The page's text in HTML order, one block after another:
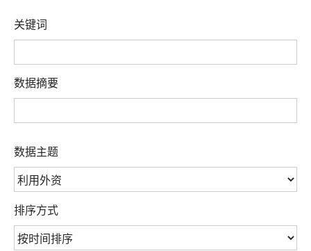
关键词
数据摘要
数据主题
排序方式